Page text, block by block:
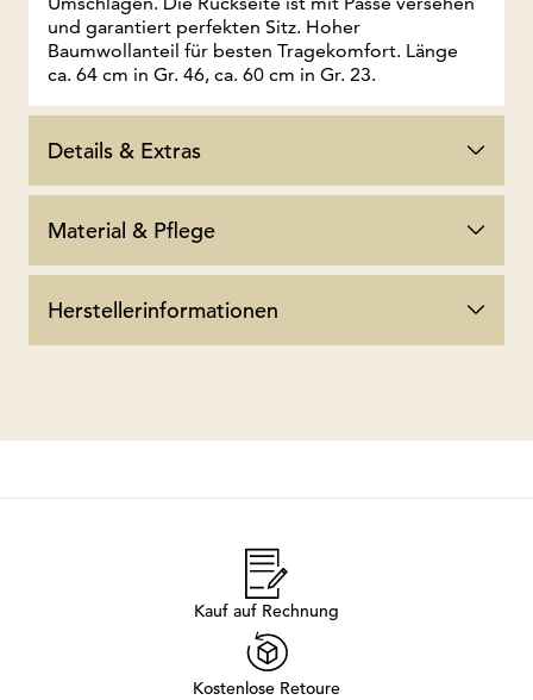
und garantiert perfekten Sitz. Hoher
Baumwollanteil für besten Tragekomfort. Länge
ca. 64 cm in Gr. 46, ca. 60 cm in Gr. 23.
Details & Extras
Material & Pflege
Herstellerinformationen
Kauf auf Rechnung
Kostenlose Retoure